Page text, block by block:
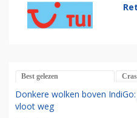
Best gelezen
Donkere wolken boven
vloot weg